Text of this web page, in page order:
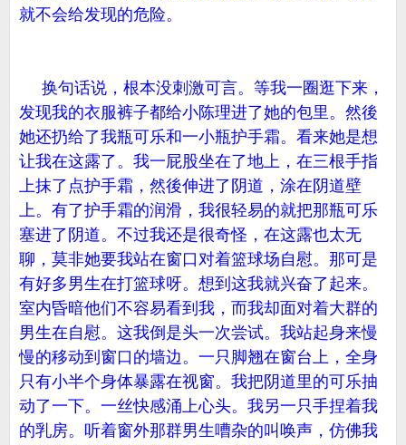
就不会给发现的危险。
换句话说，根本没刺激可言。等我一圈逛下来，
发现我的衣服裤子都给小陈理进了她的包里。然後
她还扔给了我瓶可乐和一小瓶护手霜。看来她是想
让我在这露了。我一屁股坐在了地上，在三根手指
上抹了点护手霜，然後伸进了阴道，涂在阴道壁
上。有了护手霜的润滑，我很轻易的就把那瓶可乐
塞进了阴道。不过我还是很奇怪，在这露也太无
聊，莫非她要我站在窗口对着篮球场自慰。那可是
有好多男生在打篮球呀。想到这我就兴奋了起来。
室内昏暗他们不容易看到我，而我却面对着大群的
男生在自慰。这我倒是头一次尝试。我站起身来慢
慢的移动到窗口的墙边。一只脚翘在窗台上，全身
只有小半个身体暴露在视窗。我把阴道里的可乐抽
动了一下。一丝快感涌上心头。我另一只手捏着我
的乳房。听着窗外那群男生嘈杂的叫唤声，仿佛我